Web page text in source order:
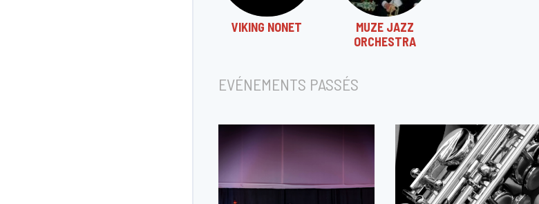
VIKING NONET
MUZE JAZZ
ORCHESTRA
EVÉNEMENTS PASSÉS